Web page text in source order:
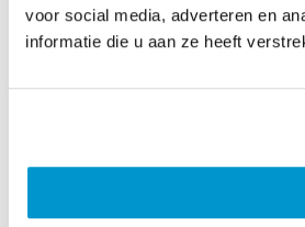
voor social media, adverteren en
informatie die u aan ze heeft